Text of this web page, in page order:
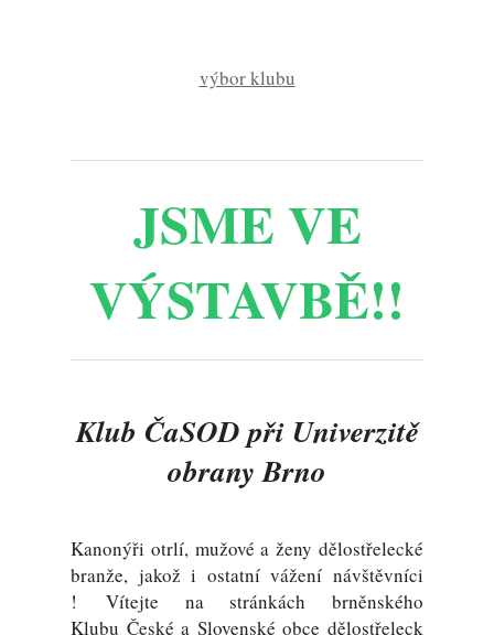
výbor klubu
JSME VE
VÝSTAVBĚ!!
Klub ČaSOD při Univerzitě
obrany Brno
Kanonýři otrlí, mužové a ženy dělostřelecké
branže, jakož i ostatní vážení návštěvníci
! Vítejte na stránkách brněnského
Klubu České a Slovenské obce dělostřeleck